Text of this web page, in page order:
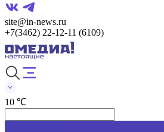
site@in-news.ru
+7(3462) 22-12-11 (6109)
10 ℃